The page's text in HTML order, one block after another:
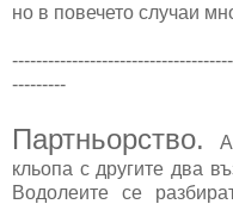
но в повечето случаи
---------
Партньорство.
кльопа с другите два
Водолеите се